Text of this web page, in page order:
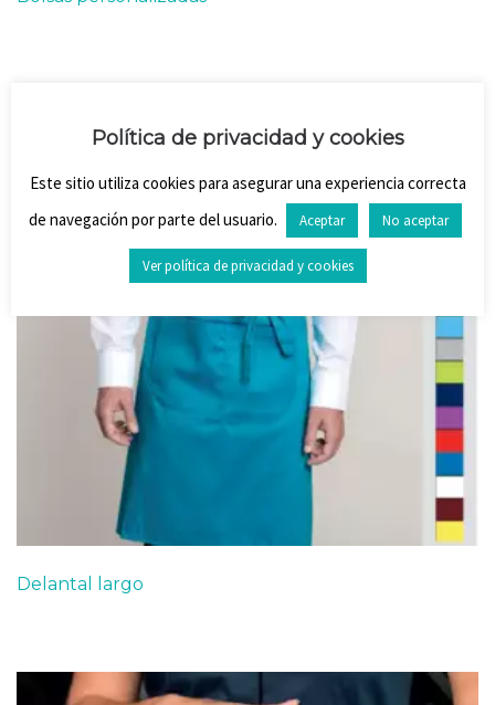
Delantal largo
Política de privacidad y cookies
Este sitio utiliza cookies para asegurar una experiencia correcta
de navegación por parte del usuario.
Aceptar No aceptar
Ver política de privacidad y cookies